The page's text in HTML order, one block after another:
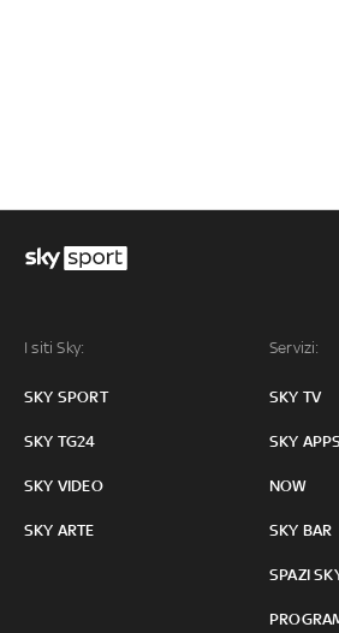
I siti Sky:
SKY SPORT
SKY TG24
SKY VIDEO
SKY ARTE
Servizi:
SKY TV
SKY APPS
NOW
SKY BAR
SPAZI